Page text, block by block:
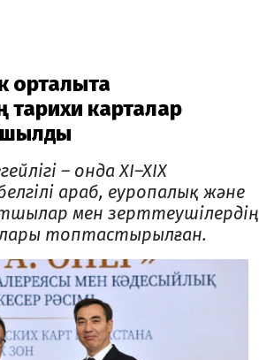
орталықта
тарихи карталар
– онда XI–XIX
араб, еуропалық және
мен зерттеушілердің
топтастырылған.